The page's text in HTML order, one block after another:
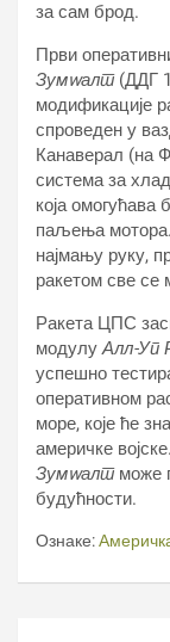
за сам брод.
Први
Зумwалт(ДДГ
модификације
спроведен у
Канаверал (на
система за
која омогућава
паљења мотора.
најмању руку,
ракетом све се
Ракета ЦПС
модулуАлл-Уп
успешно
оперативном
море, које ће
америчке
Зумwалтможе
будућности.
Ознаке: